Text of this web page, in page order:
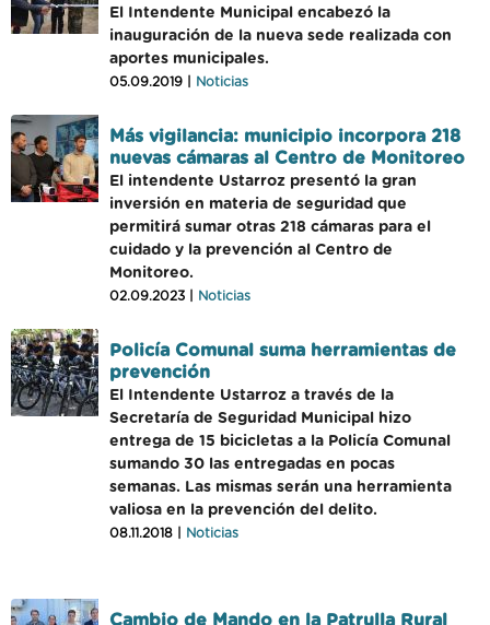
El Intendente Municipal encabezó la
inauguración de la nueva sede realizada con
aportes municipales.
05.09.2019 | Noticias
Más vigilancia: municipio incorpora 218
nuevas cámaras al Centro de Monitoreo
El intendente Ustarroz presentó la gran
inversión en materia de seguridad que
permitirá sumar otras 218 cámaras para el
cuidado y la prevención al Centro de
Monitoreo.
02.09.2023 | Noticias
Policía Comunal suma herramientas de
prevención
El Intendente Ustarroz a través de la
Secretaría de Seguridad Municipal hizo
entrega de 15 bicicletas a la Policía Comunal
sumando 30 las entregadas en pocas
semanas. Las mismas serán una herramienta
valiosa en la prevención del delito.
08.11.2018 | Noticias
Cambio de Mando en la Patrulla Rural